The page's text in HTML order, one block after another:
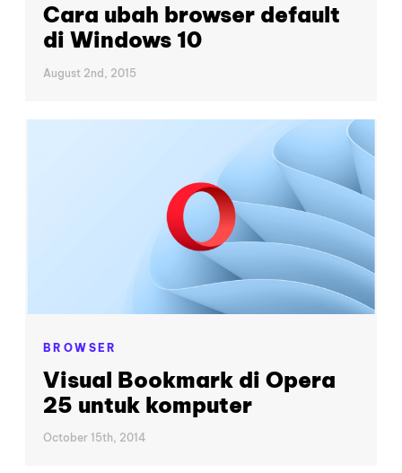
Cara ubah browser default
di Windows 10
August 2nd, 2015
BROWSER
Visual Bookmark di Opera
25 untuk komputer
October 15th, 2014